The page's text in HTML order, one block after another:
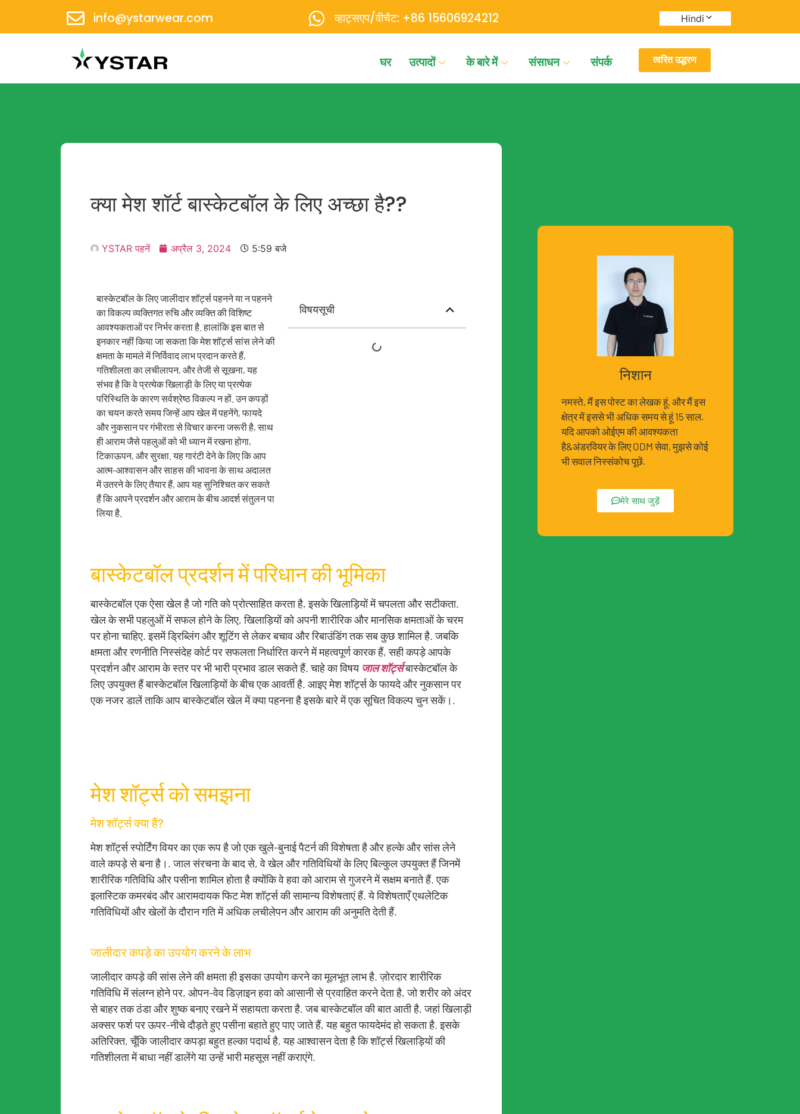
info@ystarwear.com व्हाट्सएप/वीचैट: +86 15606924212 Hindi
घर उत्पादों के बारे में संसाधन संपर्क त्वरित उद्धरण
क्या मेश शॉर्ट बास्केटबॉल के लिए अच्छा है??
YSTAR पहनें अप्रैल 3, 2024 5:59 बजे
बास्केटबॉल के लिए जालीदार शॉर्ट्स पहनने या न पहनने
का विकल्प व्यक्तिगत रुचि और व्यक्ति की विशिष्ट
आवश्यकताओं पर निर्भर करता है. हालांकि इस बात से
इनकार नहीं किया जा सकता कि मेश शॉर्ट्स सांस लेने की
क्षमता के मामले में निर्विवाद लाभ प्रदान करते हैं,
गतिशीलता का लचीलापन, और तेजी से सूखना, यह
संभव है कि वे प्रत्येक खिलाड़ी के लिए या प्रत्येक
परिस्थिति के कारण सर्वश्रेष्ठ विकल्प न हों. उन कपड़ों
का चयन करते समय जिन्हें आप खेल में पहनेंगे, फायदे
और नुकसान पर गंभीरता से विचार करना जरूरी है, साथ
ही आराम जैसे पहलुओं को भी ध्यान में रखना होगा,
टिकाऊपन, और सुरक्षा. यह गारंटी देने के लिए कि आप
आत्म-आश्वासन और साहस की भावना के साथ अदालत
में उतरने के लिए तैयार हैं, आप यह सुनिश्चित कर सकते
हैं कि आपने प्रदर्शन और आराम के बीच आदर्श संतुलन पा
लिया है.
विषयसूची
बास्केटबॉल प्रदर्शन में परिधान की भूमिका
बास्केटबॉल एक ऐसा खेल है जो गति को प्रोत्साहित करता है, इसके खिलाड़ियों में चपलता और सटीकता.
खेल के सभी पहलुओं में सफल होने के लिए, खिलाड़ियों को अपनी शारीरिक और मानसिक क्षमताओं के चरम
पर होना चाहिए. इसमें ड्रिब्लिंग और शूटिंग से लेकर बचाव और रिबाउंडिंग तक सब कुछ शामिल है. जबकि
क्षमता और रणनीति निस्संदेह कोर्ट पर सफलता निर्धारित करने में महत्वपूर्ण कारक हैं, सही कपड़े आपके
प्रदर्शन और आराम के स्तर पर भी भारी प्रभाव डाल सकते हैं. चाहे का विषय जाल शॉर्ट्सबास्केटबॉल के
लिए उपयुक्त हैं बास्केटबॉल खिलाड़ियों के बीच एक आवर्ती है. आइए मेश शॉर्ट्स के फायदे और नुकसान पर
एक नजर डालें ताकि आप बास्केटबॉल खेल में क्या पहनना है इसके बारे में एक सूचित विकल्प चुन सकें।.
मेश शॉर्ट्स को समझना
मेश शॉर्ट्स क्या हैं?
मेश शॉर्ट्स स्पोर्टिंग वियर का एक रूप है जो एक खुले-बुनाई पैटर्न की विशेषता है और हल्के और सांस लेने
वाले कपड़े से बना है।. जाल संरचना के बाद से, वे खेल और गतिविधियों के लिए बिल्कुल उपयुक्त हैं जिनमें
शारीरिक गतिविधि और पसीना शामिल होता है क्योंकि वे हवा को आराम से गुजरने में सक्षम बनाते हैं. एक
इलास्टिक कमरबंद और आरामदायक फिट मेश शॉर्ट्स की सामान्य विशेषताएं हैं. ये विशेषताएँ एथलेटिक
गतिविधियों और खेलों के दौरान गति में अधिक लचीलेपन और आराम की अनुमति देती हैं.
जालीदार कपड़े का उपयोग करने के लाभ
जालीदार कपड़े की सांस लेने की क्षमता ही इसका उपयोग करने का मूलभूत लाभ है. ज़ोरदार शारीरिक
गतिविधि में संलग्न होने पर, ओपन-वेव डिज़ाइन हवा को आसानी से प्रवाहित करने देता है, जो शरीर को अंदर
से बाहर तक ठंडा और शुष्क बनाए रखने में सहायता करता है. जब बास्केटबॉल की बात आती है, जहां खिलाड़ी
अक्सर फर्श पर ऊपर-नीचे दौड़ते हुए पसीना बहाते हुए पाए जाते हैं, यह बहुत फायदेमंद हो सकता है. इसके
अतिरिक्त, चूँकि जालीदार कपड़ा बहुत हल्का पदार्थ है, यह आश्वासन देता है कि शॉर्ट्स खिलाड़ियों की
गतिशीलता में बाधा नहीं डालेंगे या उन्हें भारी महसूस नहीं कराएंगे.
निशान
नमस्ते, मैं इस पोस्ट का लेखक हूं, और मैं इस
क्षेत्र में इससे भी अधिक समय से हूं 15 साल.
यदि आपको ओईएम की आवश्यकता
है&अंडरवियर के लिए ODM सेवा, मुझसे कोई
भी सवाल निस्संकोच पूछें.
मेरे साथ जुड़ें